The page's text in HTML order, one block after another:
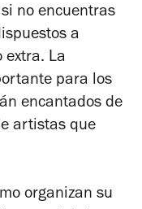
no encuentras
a
extra. La
para los
encantados de
artistas que
organizan su